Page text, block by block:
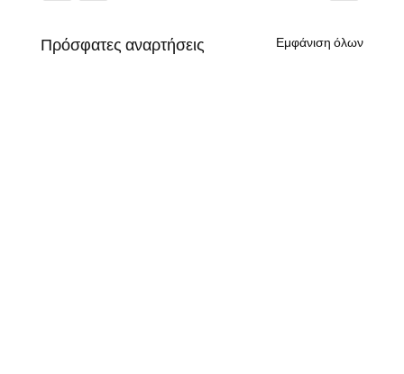
Πρόσφατες αναρτήσεις Εμφάνιση όλων